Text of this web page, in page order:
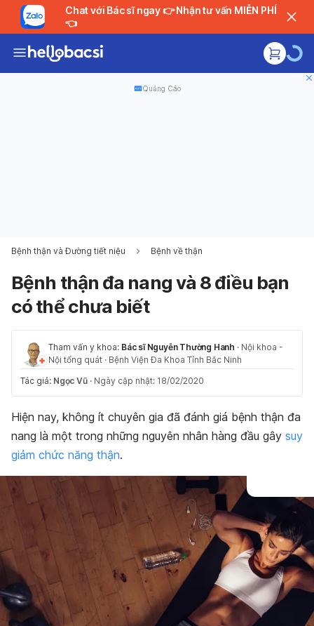
Chat với Bác sĩ ngay 👉 Nhận tư vấn MIỄN PHÍ
👈
Quảng Cáo
Bệnh thận và Đường tiết niệu Bệnh về thận
Bệnh thận đa nang và 8 điều bạn
có thể chưa biết
Tham vấn y khoa: Bác sĩ Nguyễn Thường Hanh · Nội khoa -
Nội tổng quát · Bệnh Viện Đa Khoa Tỉnh Bắc Ninh
Tác giả: Ngọc Vũ · Ngày cập nhật: 18/02/2020
Hiện nay, không ít chuyên gia đã đánh giá bệnh thận đa
nang là một trong những nguyên nhân hàng đầu gây suy
giảm chức năng thận.